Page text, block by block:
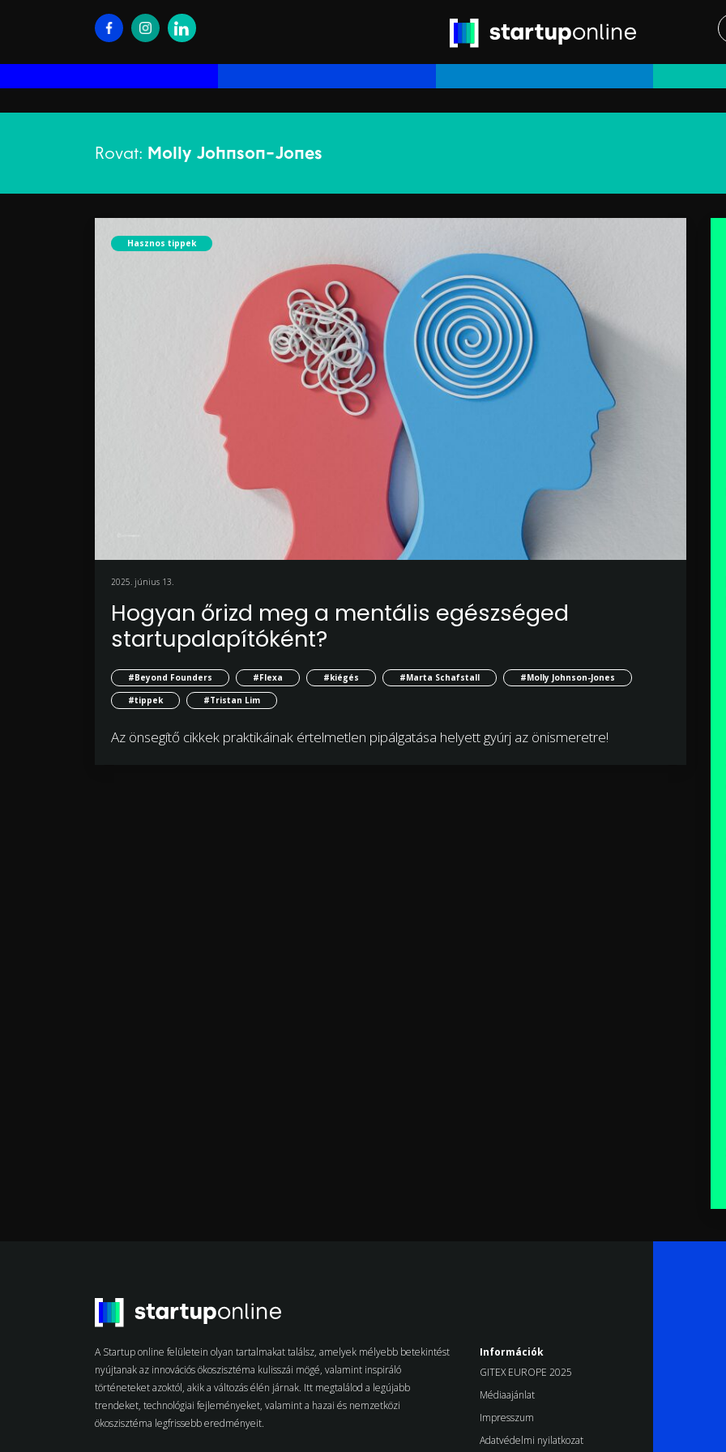
Rovat: Molly Johnson-Jones
Hasznos tippek
2025. június 13.
Hogyan őrizd meg a mentális egészséged
startupalapítóként?
#Beyond Founders #Flexa #kiégés #Marta Schafstall
#Molly Johnson-Jones
#tippek
#Tristan Lim
Az önsegítő cikkek praktikáinak értelmetlen pipálgatása helyett gyúrj az önismeretre!
A Startup online felületein olyan tartalmakat találsz, amelyek mélyebb betekintést
nyújtanak az innovációs ökoszisztéma kulisszái mögé, valamint inspiráló
történeteket azoktól, akik a változás élén járnak. Itt megtalálod a legújabb
trendeket, technológiai fejleményeket, valamint a hazai és nemzetközi
ökoszisztéma legfrissebb eredményeit.
Információk
GITEX EUROPE 2025
Médiaajánlat
Impresszum
Adatvédelmi nyilatkozat